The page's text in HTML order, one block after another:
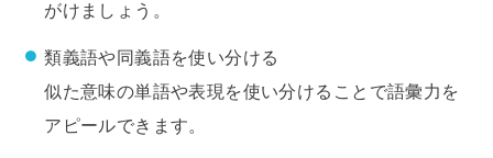
がけましょう。
類義語や同義語を使い分ける
似た意味の単語や表現を使い分けることで語彙力を
アピールできます。